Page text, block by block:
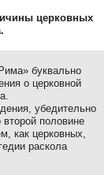
церковных
буквально
о церковной
убедительно
половине
как церковных,
раскола